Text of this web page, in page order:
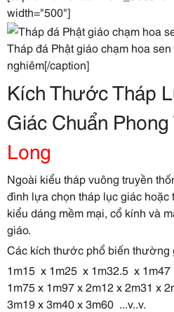
width="500"]
Tháp đá Phật giáo chạm hoa sen
nghiêm[/caption]
Kích Thước Tháp
Giác Chuẩn
Long
Ngoài kiểu tháp vuông truyền
đình lựa chọn tháp lục giác
kiểu dáng mềm mại, cổ kính và
giáo.
Các kích thước phổ biến thường
1m15 x 1m25 x 1m32.5 x
1m75 x 1m97 x 2m12 x 2m31 x
3m19 x 3m40 x 3m60 ...v..v.